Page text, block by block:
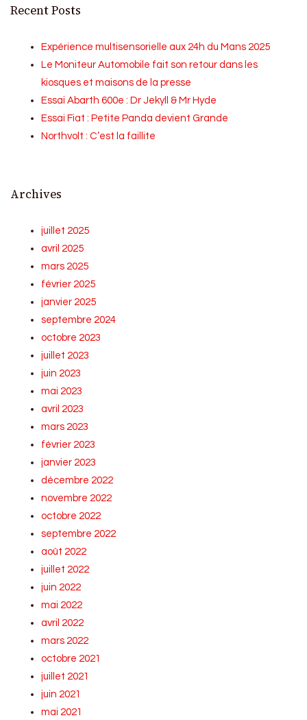
Recent Posts
Expérience multisensorielle aux 24h du Mans 2025
Le Moniteur Automobile fait son retour dans les
kiosques et maisons de la presse
Essai Abarth 600e : Dr Jekyll & Mr Hyde
Essai Fiat : Petite Panda devient Grande
Northvolt : C’est la faillite
Archives
juillet 2025
avril 2025
mars 2025
février 2025
janvier 2025
septembre 2024
octobre 2023
juillet 2023
juin 2023
mai 2023
avril 2023
mars 2023
février 2023
janvier 2023
décembre 2022
novembre 2022
octobre 2022
septembre 2022
août 2022
juillet 2022
juin 2022
mai 2022
avril 2022
mars 2022
octobre 2021
juillet 2021
juin 2021
mai 2021